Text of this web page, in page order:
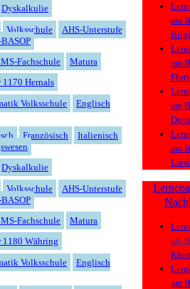
Dyskalkulie
Volksschule
AHS-Unterstufe
Fachschule
Matura
Hernals
Volksschule
Englisch
Französisch
Italienisch
Dyskalkulie
Volksschule
AHS-Unterstufe
Fachschule
Matura
1180 Währing
Volksschule
Englisch
Lern
am
Lern
am
Lern
am
Lern
am
Lern
Nach
Lern
am
Lern
am